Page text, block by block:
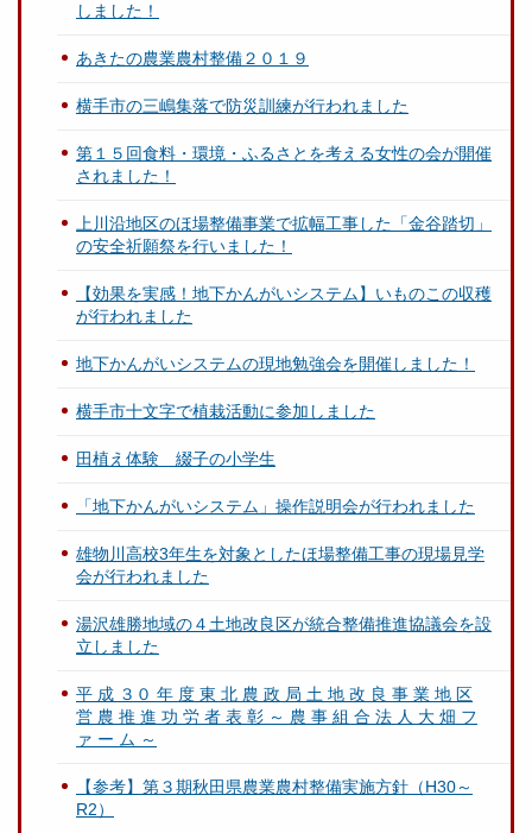
しました！
あきたの農業農村整備２０１９
横手市の三嶋集落で防災訓練が行われました
第１５回食料・環境・ふるさとを考える女性の会が開催
されました！
上川沿地区のほ場整備事業で拡幅工事した「金谷踏切」
の安全祈願祭を行いました！
【効果を実感！地下かんがいシステム】いものこの収穫
が行われました
地下かんがいシステムの現地勉強会を開催しました！
横手市十文字で植栽活動に参加しました
田植え体験 綴子の小学生
「地下かんがいシステム」操作説明会が行われました
雄物川高校3年生を対象としたほ場整備工事の現場見学
会が行われました
湯沢雄勝地域の４土地改良区が統合整備推進協議会を設
立しました
平 成 ３０ 年 度 東 北 農 政 局 土 地 改 良 事 業 地 区
営 農 推 進 功 労 者 表 彰 ～ 農 事 組 合 法 人 大 畑 フ
ァ ー ム ～
【参考】第３期秋田県農業農村整備実施方針（H30～
R2）